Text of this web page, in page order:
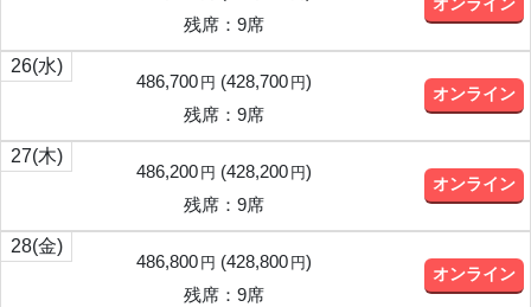
残席：9席
オンライン
26(水)
486,700 円 (428,700 円)
残席：9席
オンライン
27(木)
486,200 円 (428,200 円)
残席：9席
オンライン
28(金)
486,800 円 (428,800 円)
残席：9席
オンライン